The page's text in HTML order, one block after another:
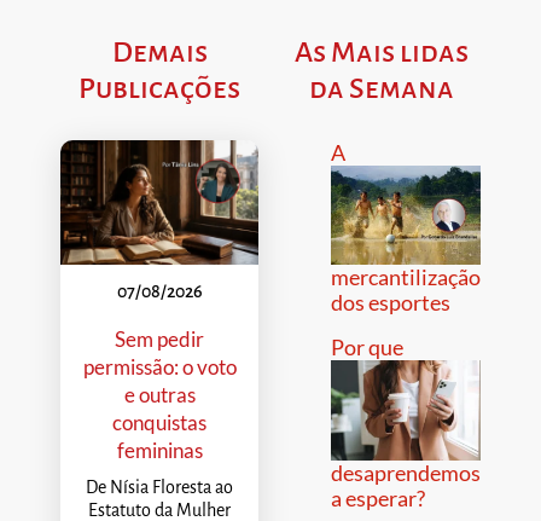
Demais
Publicações
07/08/2026
Sem pedir
permissão: o voto
e outras
conquistas
femininas
De Nísia Floresta ao
Estatuto da Mulher
As Mais lidas
da Semana
A
mercantilização
dos esportes
Por que
desaprendemos
a esperar?